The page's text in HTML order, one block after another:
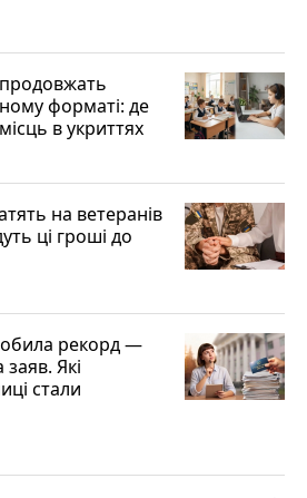
продовжать
форматі: де
в укриттях
на ветеранів
ці гроші до
рекорд —
Які
стали